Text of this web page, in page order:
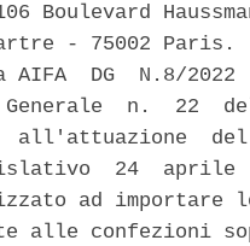
Boulevard
- 75002 Paris.
AIFA  DG  N.8/2022
n.  22
all'attuazione  del
24  aprile
ad
alle confezioni